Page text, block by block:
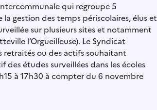
qui regroupe 5
gestion des temps périscolaires, élus et
sur plusieurs sites et notamment
l’Orgueilleuse). Le Syndicat
retraités ou des actifs souhaitant
études surveillées dans les écoles
à 17h30 à compter du 6 novembre